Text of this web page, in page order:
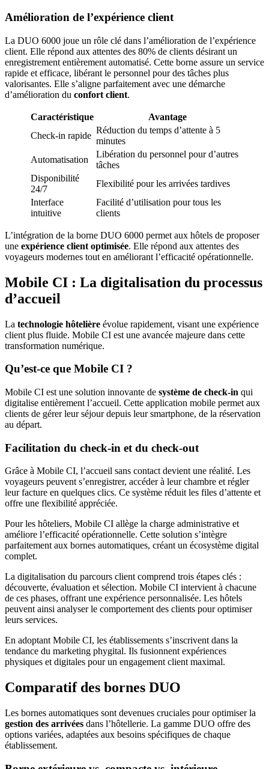
Amélioration de l’expérience client
La DUO 6000 joue un rôle clé dans l’amélioration de l’expérience
client. Elle répond aux attentes des 80% de clients désirant un
enregistrement entièrement automatisé. Cette borne assure un service
rapide et efficace, libérant le personnel pour des tâches plus
valorisantes. Elle s’aligne parfaitement avec une démarche
d’amélioration du confort client.
Caractéristique
Avantage
Check-in rapide
Réduction du temps d’attente à 5
minutes
Automatisation
Libération du personnel pour d’autres
tâches
Disponibilité
24/7
Flexibilité pour les arrivées tardives
Interface
intuitive
Facilité d’utilisation pour tous les
clients
L’intégration de la borne DUO 6000 permet aux hôtels de proposer
une expérience client optimisée. Elle répond aux attentes des
voyageurs modernes tout en améliorant l’efficacité opérationnelle.
Mobile CI : La digitalisation du processus
d’accueil
La technologie hôtelière évolue rapidement, visant une expérience
client plus fluide. Mobile CI est une avancée majeure dans cette
transformation numérique.
Qu’est-ce que Mobile CI ?
Mobile CI est une solution innovante de système de check-in qui
digitalise entièrement l’accueil. Cette application mobile permet aux
clients de gérer leur séjour depuis leur smartphone, de la réservation
au départ.
Facilitation du check-in et du check-out
Grâce à Mobile CI, l’accueil sans contact devient une réalité. Les
voyageurs peuvent s’enregistrer, accéder à leur chambre et régler
leur facture en quelques clics. Ce système réduit les files d’attente et
offre une flexibilité appréciée.
Pour les hôteliers, Mobile CI allège la charge administrative et
améliore l’efficacité opérationnelle. Cette solution s’intègre
parfaitement aux bornes automatiques, créant un écosystème digital
complet.
La digitalisation du parcours client comprend trois étapes clés :
découverte, évaluation et sélection. Mobile CI intervient à chacune
de ces phases, offrant une expérience personnalisée. Les hôtels
peuvent ainsi analyser le comportement des clients pour optimiser
leurs services.
En adoptant Mobile CI, les établissements s’inscrivent dans la
tendance du marketing phygital. Ils fusionnent expériences
physiques et digitales pour un engagement client maximal.
Comparatif des bornes DUO
Les bornes automatiques sont devenues cruciales pour optimiser la
gestion des arrivées dans l’hôtellerie. La gamme DUO offre des
options variées, adaptées aux besoins spécifiques de chaque
établissement.